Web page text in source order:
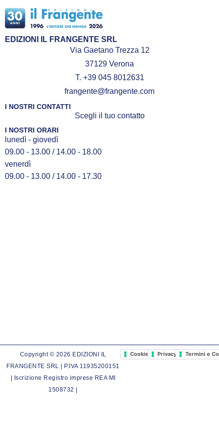
archeologiche nella laguna.
Quando ha tempo va a caccia di
fantasmi nelle case stregate con gli
scettici amici del CICAP. Non ne ha
sperarci.
EDIZIONI IL FRANGENTE SRL
Via Gaetano Trezza 12
37129 Verona
T. +39 045 8012631
frangente@frangente.com
I NOSTRI CONTATTI
Scegli il tuo contatto
I NOSTRI ORARI
lunedì - giovedì
09.00 - 13.00 / 14.00 - 18.00
venerdì
09.00 - 13.00 / 14.00 - 17.30
Copyright © 2026 EDIZIONI IL
FRANGENTE SRL | P.IVA 11935200151
| Iscrizione Registro imprese REA MI
1508732 |
Cookie PolicyPrivacy PolicyTermini e